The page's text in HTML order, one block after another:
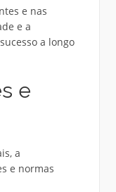
e nas
e a
a longo
e
a
e normas